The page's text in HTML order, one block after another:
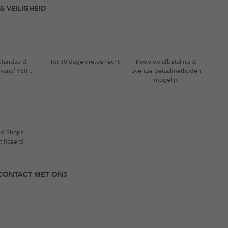
VEILIGHEID
150 €
Tot 30 dagen retourrecht
Koop op afbetaling &
overige betaalmethoden
mogelijk
Shops
MET ONS